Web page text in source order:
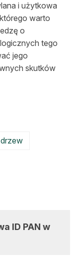
i użytkowa
warto
o
tego
jego
skutków
ID PAN w